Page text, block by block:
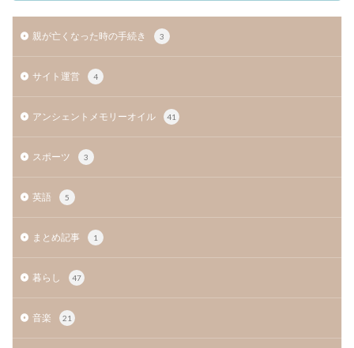
親が亡くなった時の手続き 3
サイト運営 4
アンシェントメモリーオイル 41
スポーツ 3
英語 5
まとめ記事 1
暮らし 47
音楽 21